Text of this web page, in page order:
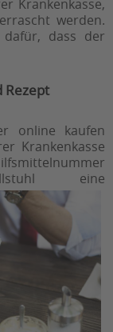
Krankenkasse,
werden.
dafür, dass der
Rezept
online kaufen
Krankenkasse
eine